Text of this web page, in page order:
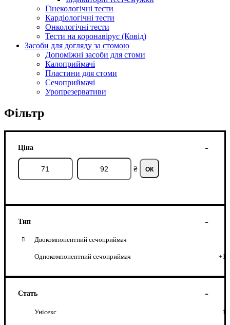
Гінекологічні тести
Кардіологічні тести
Онкологічні тести
Тести на коронавірус (Ковід)
Засоби для догляду за стомою
Допоміжні засоби для стоми
Калоприймачі
Пластини для стоми
Сечоприймачі
Уропрезервативи
Фільтр
Ціна
₴ ОК
Тип
Двокомпонентний сечоприймач
Однокомпонентний сечоприймач +1
Стать
Унісекс 1